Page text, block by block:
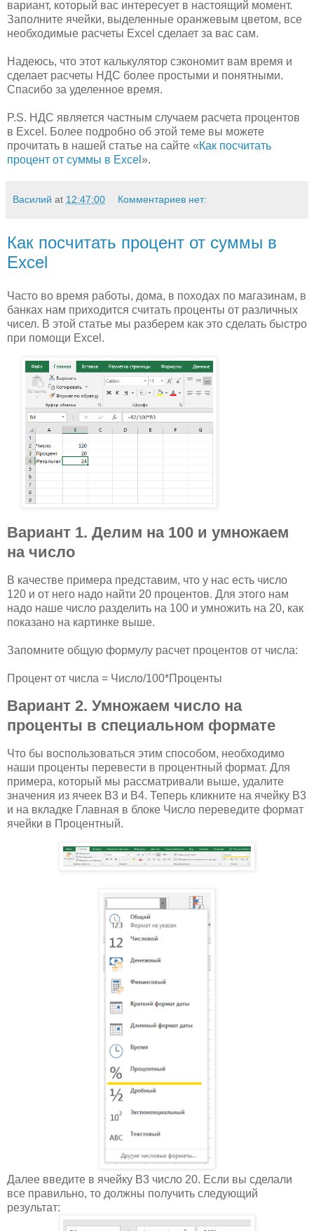
вариант, который вас интересует в настоящий момент.
Заполните ячейки, выделенные оранжевым цветом, все
необходимые расчеты Excel сделает за вас сам.
Надеюсь, что этот калькулятор сэкономит вам время и
сделает расчеты НДС более простыми и понятными.
Спасибо за уделенное время.
P.S. НДС является частным случаем расчета процентов
в Excel. Более подробно об этой теме вы можете
прочитать в нашей статье на сайте «Как посчитать
процент от суммы в Excel ».
Василий at 12:47:00 Комментариев нет:
Как посчитать процент от суммы в
Excel
Часто во время работы, дома, в походах по магазинам, в
банках нам приходится считать проценты от различных
чисел. В этой статье мы разберем как это сделать быстро
при помощи Excel.
Вариант 1. Делим на 100 и умножаем
на число
В качестве примера представим, что у нас есть число
120 и от него надо найти 20 процентов. Для этого нам
надо наше число разделить на 100 и умножить на 20, как
показано на картинке выше.
Запомните общую формулу расчет процентов от числа:
Процент от числа = Число/100*Проценты
Вариант 2. Умножаем число на
проценты в специальном формате
Что бы воспользоваться этим способом, необходимо
наши проценты перевести в процентный формат. Для
примера, который мы рассматривали выше, удалите
значения из ячеек B3 и B4. Теперь кликните на ячейку B3
и на вкладке Главная в блоке Число переведите формат
ячейки в Процентный.
Далее введите в ячейку B3 число 20. Если вы сделали
все правильно, то должны получить следующий
результат: